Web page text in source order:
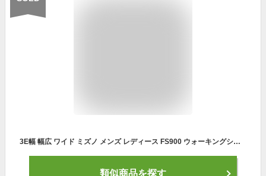
3E幅 幅広 ワイド ミズノ メンズ レディース FS900 ウォーキングシューズ スニーカー シューズ 紐靴 送料無料 Mizuno B1GE1935
類似商品を探す